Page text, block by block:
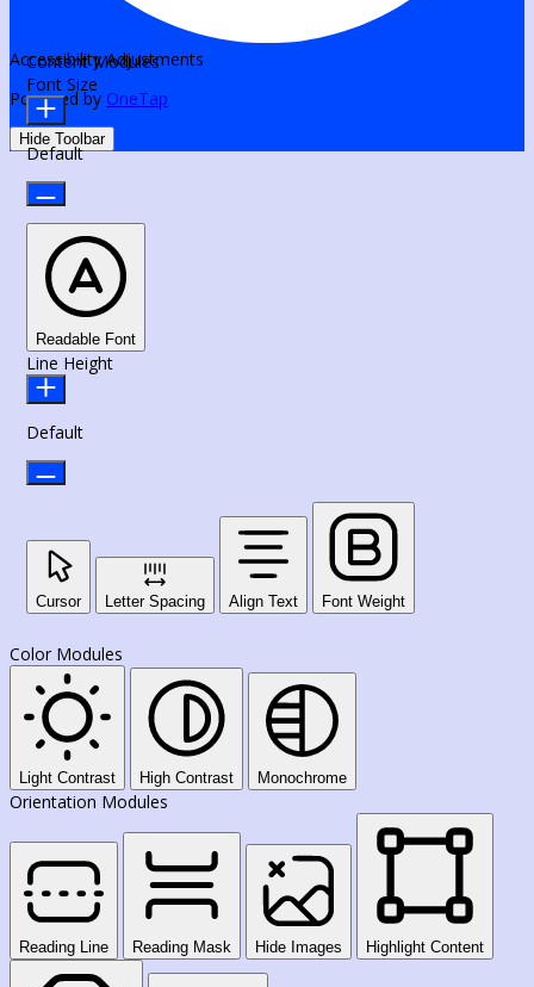
Accessibility Adjustments
Powered by OneTap
Hide Toolbar
Content Modules
Font Size
Default
Readable Font
Line Height
Default
Cursor Letter Spacing Align Text Font Weight
Color Modules
Light Contrast High Contrast Monochrome
Orientation Modules
Reading Line Reading Mask Hide Images Highlight Content